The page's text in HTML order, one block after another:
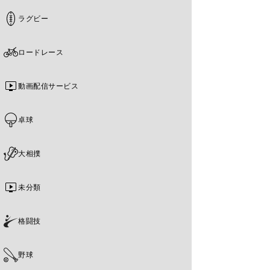
ラグビー
ロードレース
動画配信サービス
卓球
大相撲
未分類
格闘技
野球